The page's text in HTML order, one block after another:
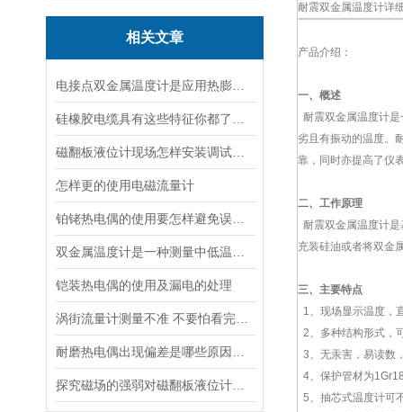
相关文章
怎样更的使用电磁流量计
铠装热电偶的使用及漏电的处理
耐震双金属温度计详
产品介绍：
一、概述
耐震双金属温度计
劣且有振动的温度。
靠，同时亦提高了仪
二、工作原理
耐震双金属温度计
充装硅油或者将双金
三、主要特点
1、现场显示温度，
2、多种结构形式，
3、无汞害，易读数
4、保护管材为
5、抽芯式温度计可